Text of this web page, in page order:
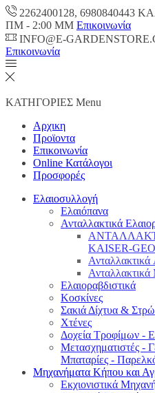
2262400128,
ΠM - 2:00 ΜΜ Επικοινωνία
INFO@E-
Επικοινωνία
ΚΑΤΗΓΟΡΙΕΣ Menu
Αρχικη
Προϊοντα
Επικοινωνία
Online Κατάλογοι
Προσφορές
Ελαιοσυλλογή
Ελαιόπανα
Ανταλλακτικά
KAISER-
Ελαιοραβδιστικά
Κοσκίνες
Σακιά Δίχτυα &
Χτένες
Δοχεία Τροφίμων -
Μετασχηματιστές -
Μπαταρίες -
Μηχανήματα Κήπου και
Εκχιονιστικά